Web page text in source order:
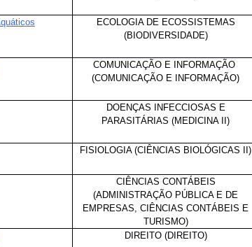
ECOLOGIA DE ECOSSISTEMAS
(BIODIVERSIDADE)
COMUNICAÇÃO E INFORMAÇÃO
(COMUNICAÇÃO E INFORMAÇÃO)
DOENÇAS INFECCIOSAS E
PARASITÁRIAS (MEDICINA II)
FISIOLOGIA (CIÊNCIAS BIOLÓGICAS II)
CIÊNCIAS CONTÁBEIS
(ADMINISTRAÇÃO PÚBLICA E DE
EMPRESAS, CIÊNCIAS CONTÁBEIS E
TURISMO)
DIREITO (DIREITO)